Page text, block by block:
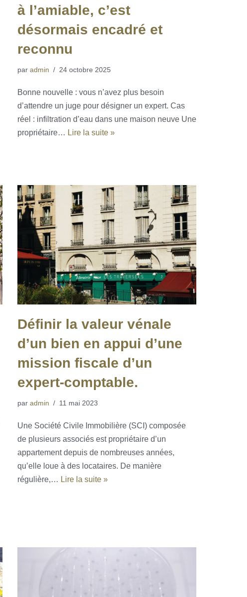
à l’amiable, c’est
désormais encadré et
reconnu
par admin 24 octobre 2025
Bonne nouvelle : vous n’avez plus besoin
d’attendre un juge pour désigner un expert. Cas
réel : infiltration d’eau dans une maison neuve Une
propriétaire… Lire la suite »
Définir la valeur vénale
d’un bien en appui d’une
mission fiscale d’un
expert-comptable.
par admin 11 mai 2023
Une Société Civile Immobilière (SCI) composée
de plusieurs associés est propriétaire d’un
appartement depuis de nombreuses années,
qu’elle loue à des locataires. De manière
régulière,… Lire la suite »